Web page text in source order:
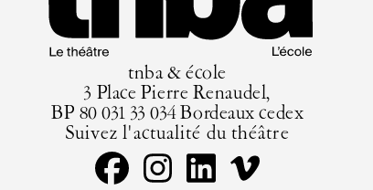
tnba & école
3 Place Pierre Renaudel,
BP 80 031 33 034 Bordeaux cedex
Suivez l'actualité du théâtre